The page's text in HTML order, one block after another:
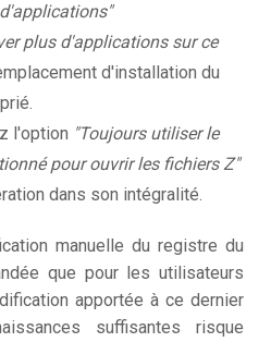
plus d'applications sur ce
d'installation du
l'option "Toujours utiliser le
pour ouvrir les fichiers Z"
dans son intégralité.
manuelle du registre du
que pour les utilisateurs
apportée à ce dernier
suffisantes risque